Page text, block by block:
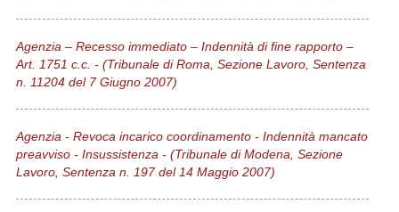
Agenzia – Recesso immediato – Indennità di fine rapporto –
Art. 1751 c.c. - (Tribunale di Roma, Sezione Lavoro, Sentenza
n. 11204 del 7 Giugno 2007)
Agenzia - Revoca incarico coordinamento - Indennità mancato
preavviso - Insussistenza - (Tribunale di Modena, Sezione
Lavoro, Sentenza n. 197 del 14 Maggio 2007)